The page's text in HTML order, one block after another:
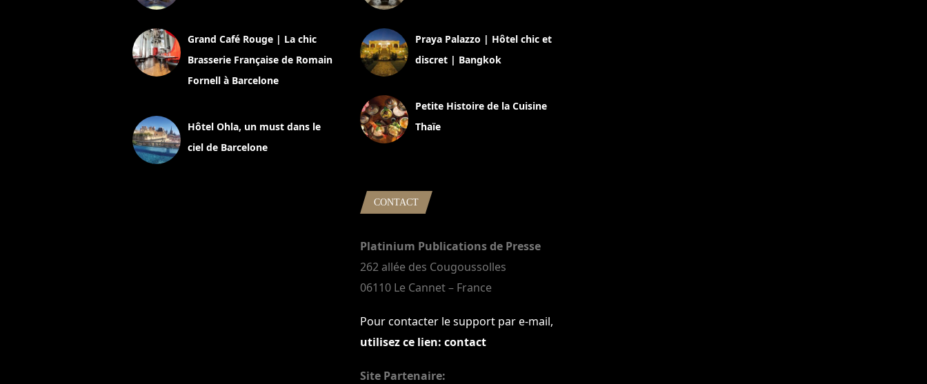
Grand Café Rouge | La chic
Brasserie Française de Romain
Fornell à Barcelone
Hôtel Ohla, un must dans le
ciel de Barcelone
Praya Palazzo | Hôtel chic et
discret | Bangkok
Petite Histoire de la Cuisine
Thaïe
CONTACT
Platinium Publications de Presse
262 allée des Cougoussolles
06110 Le Cannet – France
Pour contacter le support par e-mail,
utilisez ce lien: contact
Site Partenaire: